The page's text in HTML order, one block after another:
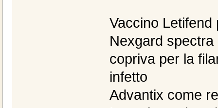
Vaccino Letifend
Nexgard
copriva per la
infetto
Advantix come